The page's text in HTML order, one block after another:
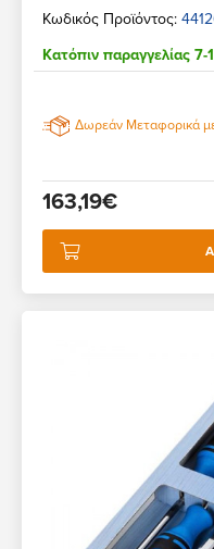
Κωδικός Προϊόντος:
Κατόπιν παραγγελίας 7-
Δωρεάν Μεταφορικά
163,19€